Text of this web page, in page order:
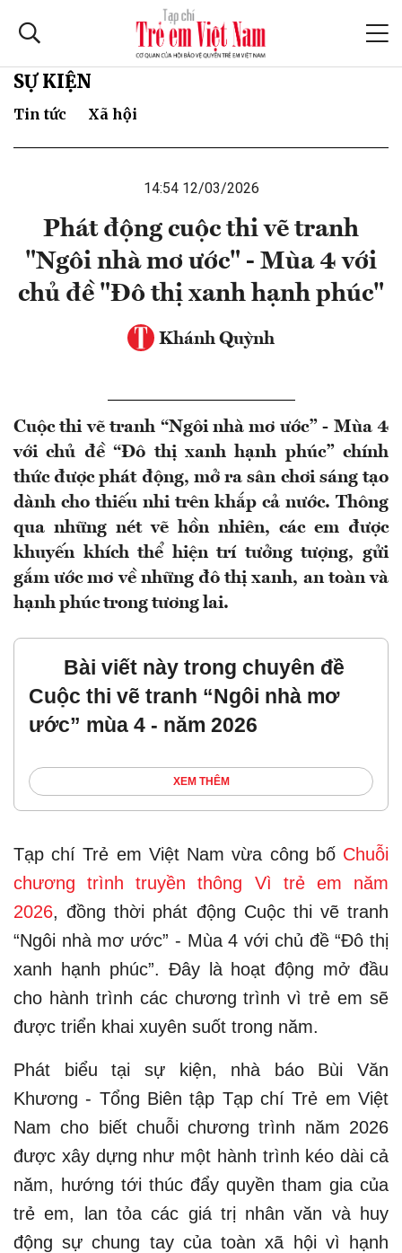
SỰ KIỆN
Tin tức Xã hội
14:54 12/03/2026
Phát động cuộc thi vẽ tranh
"Ngôi nhà mơ ước" - Mùa 4 với
chủ đề "Đô thị xanh hạnh phúc"
Khánh Quỳnh
Cuộc thi vẽ tranh “Ngôi nhà mơ ước” - Mùa 4
với chủ đề “Đô thị xanh hạnh phúc” chính
thức được phát động, mở ra sân chơi sáng tạo
dành cho thiếu nhi trên khắp cả nước. Thông
qua những nét vẽ hồn nhiên, các em được
khuyến khích thể hiện trí tưởng tượng, gửi
gắm ước mơ về những đô thị xanh, an toàn và
hạnh phúc trong tương lai.
Bài viết này trong chuyên đề
Cuộc thi vẽ tranh “Ngôi nhà mơ
ước” mùa 4 - năm 2026
XEM THÊM
Tạp chí Trẻ em Việt Nam vừa công bố Chuỗi
chương trình truyền thông Vì trẻ em năm
2026, đồng thời phát động Cuộc thi vẽ tranh
“Ngôi nhà mơ ước” - Mùa 4 với chủ đề “Đô thị
xanh hạnh phúc”. Đây là hoạt động mở đầu
cho hành trình các chương trình vì trẻ em sẽ
được triển khai xuyên suốt trong năm.
Phát biểu tại sự kiện, nhà báo Bùi Văn
Khương - Tổng Biên tập Tạp chí Trẻ em Việt
Nam cho biết chuỗi chương trình năm 2026
được xây dựng như một hành trình kéo dài cả
năm, hướng tới thúc đẩy quyền tham gia của
trẻ em, lan tỏa các giá trị nhân văn và huy
động sự chung tay của toàn xã hội vì hạnh